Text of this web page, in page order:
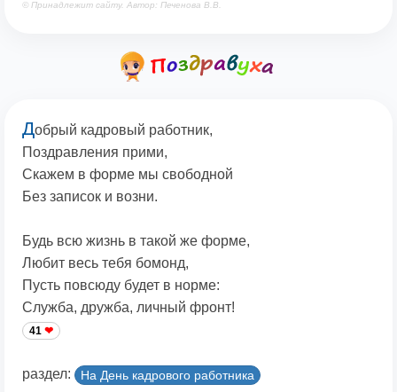
© Принадлежит сайту. Автор: Печенова В.В.
Добрый кадровый работник,
Поздравления прими,
Скажем в форме мы свободной
Без записок и возни.
Будь всю жизнь в такой же форме,
Любит весь тебя бомонд,
Пусть повсюду будет в норме:
Служба, дружба, личный фронт!
41
раздел: На День кадрового работника